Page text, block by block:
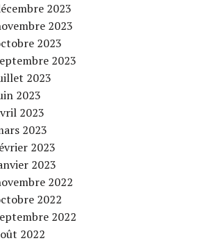
2023
2023
2023
2023
2023
2023
2023
2023
2023
2023
2022
2022
2022
2022